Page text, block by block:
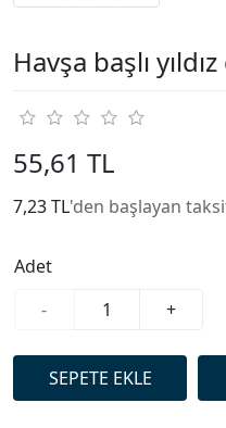
Havşa başlı
55,61 TL
7,23 TL'den başlayan
Adet
-
+